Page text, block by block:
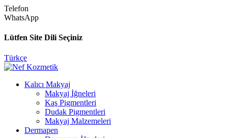
Telefon
WhatsApp
Lütfen Site Dili Seçiniz
Türkçe
Kalıcı Makyaj
Makyaj İğneleri
Kaş Pigmentleri
Dudak Pigmentleri
Makyaj Malzemeleri
Dermapen